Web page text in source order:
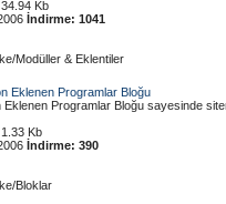
34.94 Kb
İndirme: 1041
Modüller & Eklentiler
Eklenen Programlar Bloğu
Eklenen Programlar Bloğu sayesinde
1.33 Kb
İndirme: 390
Bloklar